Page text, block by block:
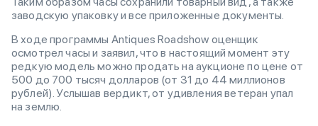
заводскую упаковку и все приложенные документы.
В ходе программы Antiques Roadshow оценщик
осмотрел часы и заявил, что в настоящий момент эту
редкую модель можно продать на аукционе по цене от
500 до 700 тысяч долларов (от 31 до 44 миллионов
рублей). Услышав вердикт, от удивления ветеран упал
на землю.